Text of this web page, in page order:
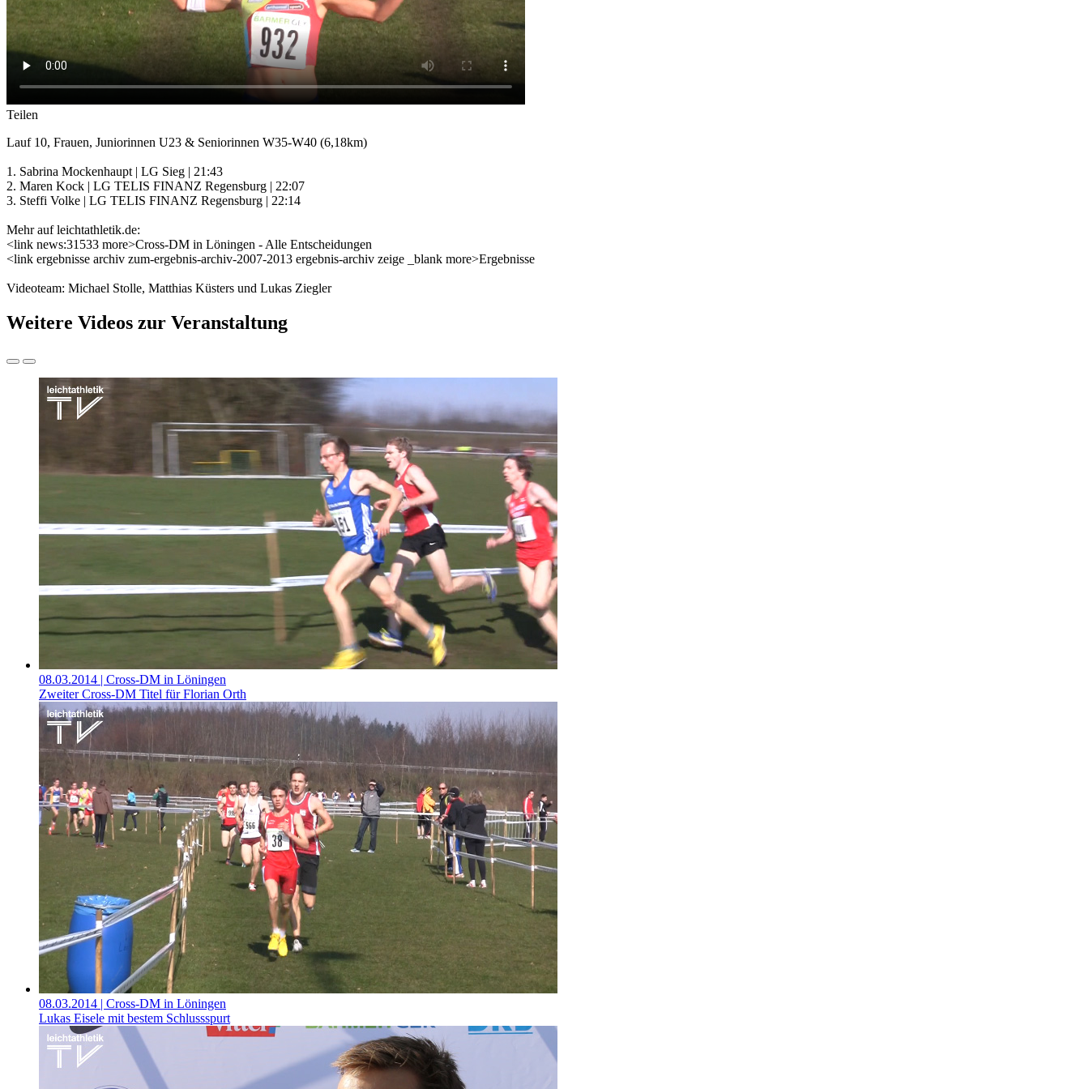
Teilen
Lauf 10, Frauen, Juniorinnen U23 & Seniorinnen W35-W40 (6,18km)
1. Sabrina Mockenhaupt | LG Sieg | 21:43
2. Maren Kock | LG TELIS FINANZ Regensburg | 22:07
3. Steffi Volke | LG TELIS FINANZ Regensburg | 22:14
Mehr auf leichtathletik.de:
<link news:31533 more>Cross-DM in Löningen - Alle Entscheidungen
<link ergebnisse archiv zum-ergebnis-archiv-2007-2013 ergebnis-archiv zeige _blank more>Ergebnisse
Videoteam: Michael Stolle, Matthias Küsters und Lukas Ziegler
Weitere Videos zur Veranstaltung
08.03.2014 | Cross-DM in Löningen
Zweiter Cross-DM Titel für Florian Orth
08.03.2014 | Cross-DM in Löningen
Lukas Eisele mit bestem Schlussspurt